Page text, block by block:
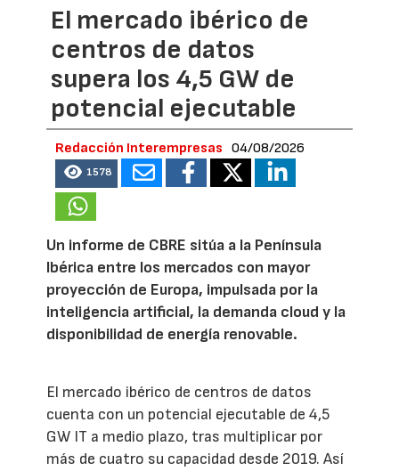
El mercado ibérico de
centros de datos
supera los 4,5 GW de
potencial ejecutable
Redacción Interempresas 04/08/2026
1578
Un informe de CBRE sitúa a la Península
Ibérica entre los mercados con mayor
proyección de Europa, impulsada por la
inteligencia artificial, la demanda cloud y la
disponibilidad de energía renovable.
El mercado ibérico de centros de datos
cuenta con un potencial ejecutable de 4,5
GW IT a medio plazo, tras multiplicar por
más de cuatro su capacidad desde 2019. Así